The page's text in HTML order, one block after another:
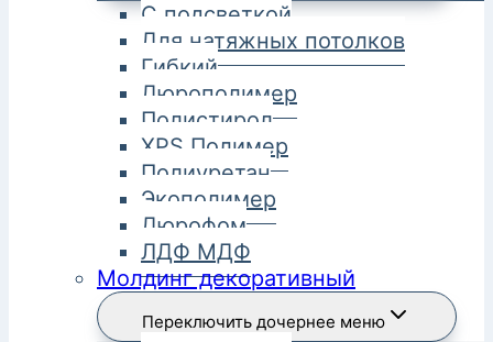
С подсветкой
Для натяжных потолков
Гибкий
Дюрополимер
Полистирол
XPS Полимер
Полиуретан
Экополимер
Дюрофом
ЛДФ МДФ
Молдинг декоративный
Переключить дочернее меню